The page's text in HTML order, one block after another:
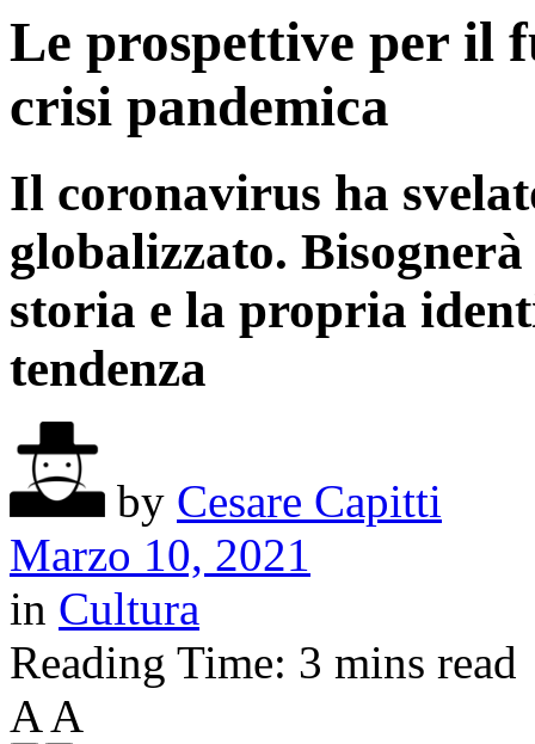
Le prospettive per il
crisi pandemica
Il coronavirus ha
globalizzato.
storia e la propria
tendenza
by Cesare Capitti
Marzo 10, 2021
in Cultura
Reading Time: 3 mins read
A A